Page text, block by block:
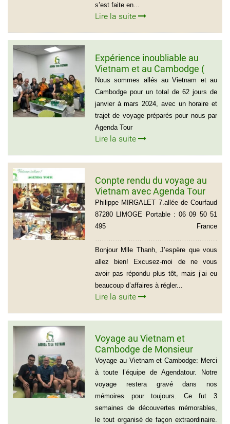
s’est faite en...
Lire la suite
Expérience inoubliable au
Vietnam et au Cambodge (
Groupe de monsieur Jean
Pierre Lapointe)
Nous sommes allés au Vietnam et au
Cambodge pour un total de 62 jours de
janvier à mars 2024, avec un horaire et
trajet de voyage préparés pour nous par
Agenda Tour
Lire la suite
Conpte rendu du voyage au
Vietnam avec Agenda Tour
du groupe de Mr Philippe
MIRGALET (15 personnes)
Philippe MIRGALET 7.allée de Courfaud
87280 LIMOGE Portable : 06 09 50 51
495 France
Bonjour Mlle Thanh, J’espère que vous
allez bien! Excusez-moi de ne vous
avoir pas répondu plus tôt, mais j’ai eu
beaucoup d’affaires à régler...
Lire la suite
Voyage au Vietnam et
Cambodge de Monsieur
Sylvain Forest
Voyage au Vietnam et Cambodge: Merci
à toute l’équipe de Agendatour. Notre
voyage restera gravé dans nos
mémoires pour toujours. Ce fut 3
semaines de découvertes mémorables,
le tout organisé de façon extraordinaire.